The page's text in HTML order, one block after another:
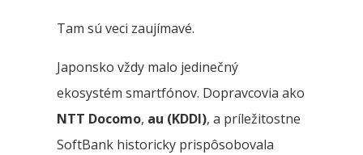
Tam sú veci zaujímavé.
Japonsko vždy malo jedinečný
ekosystém smartfónov. Dopravcovia ako
NTT Docomo, au (KDDI), a príležitostne
SoftBank historicky prispôsobovala